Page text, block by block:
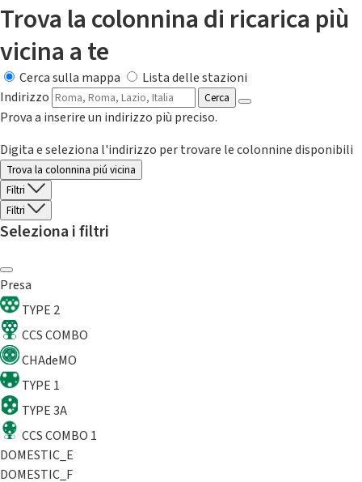
Trova la colonnina di ricarica più
vicina a te
Cerca sulla mappa
Lista delle stazioni
Indirizzo
Cerca
Prova a inserire un indirizzo più preciso.
Digita e seleziona l'indirizzo per trovare le colonnine disponibili
Trova la colonnina piú vicina
Filtri
Filtri
Seleziona i filtri
Presa
TYPE 2
CCS COMBO
CHAdeMO
TYPE 1
TYPE 3A
CCS COMBO 1
DOMESTIC_E
DOMESTIC_F